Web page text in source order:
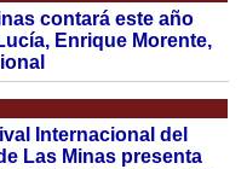
contará este año
Enrique Morente,
Internacional del
Las Minas presenta